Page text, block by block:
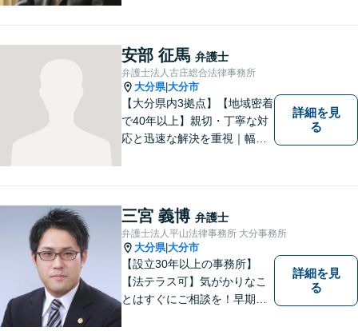
安部 征馬 弁護士
弁護士法人古庄総合法律事務所
大分県|大分市
【大分県内3拠点】【地域密着
で40年以上】親切・丁寧な対
応と迅速な解決を重視｜幅広
ら最善の解決を目指します
【別府・杵築にも拠点】
詳細を見
る
三宮 義博 弁護士
弁護士法人平山法律事務所 大分事務所
大分県|大分市
【設立30年以上の事務所】
【法テラス可】気がかりなこ
とはすぐにご相談を！早期対
詳細を見
る